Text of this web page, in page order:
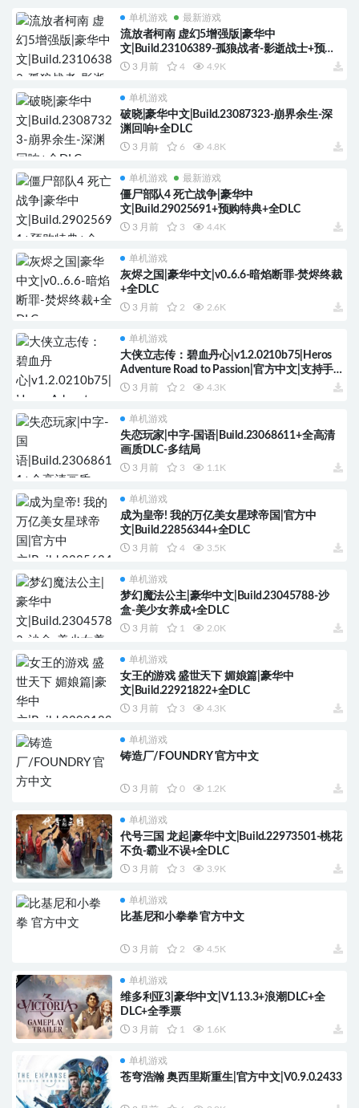
单机游戏 最新游戏
流放者柯南 虚幻5增强版|豪华中
文|Build.23106389-孤狼战者-影逝战士+预购
特典+全DLC
3 月前 4 4.9K
单机游戏
破晓|豪华中文|Build.23087323-崩界余生-深
渊回响+全DLC
3 月前 6 4.8K
单机游戏 最新游戏
僵尸部队4 死亡战争|豪华中
文|Build.29025691+预购特典+全DLC
3 月前 3 4.4K
单机游戏
灰烬之国|豪华中文|v0..6.6-暗焰断罪-焚烬终裁
+全DLC
3 月前 2 2.6K
单机游戏
大侠立志传：碧血丹心|v1.2.0210b75|Heros
Adventure Road to Passion|官方中文|支持手
柄3 月前 2 4.3K
单机游戏
失恋玩家|中字-国语|Build.23068611+全高清
画质DLC-多结局
3 月前 3 1.1K
单机游戏
成为皇帝! 我的万亿美女星球帝国|官方中
文|Build.22856344+全DLC
3 月前 4 3.5K
单机游戏
梦幻魔法公主|豪华中文|Build.23045788-沙
盒-美少女养成+全DLC
3 月前 1 2.0K
单机游戏
女王的游戏 盛世天下 媚娘篇|豪华中
文|Build.22921822+全DLC
3 月前 3 4.3K
单机游戏
铸造厂/FOUNDRY 官方中文
3 月前 0 1.2K
单机游戏
代号三国 龙起|豪华中文|Build.22973501-桃花
不负-霸业不误+全DLC
3 月前 3 3.9K
单机游戏
比基尼和小拳拳 官方中文
3 月前 2 4.5K
单机游戏
维多利亚3|豪华中文|V1.13.3+浪潮DLC+全
DLC+全季票
3 月前 1 1.6K
单机游戏
苍穹浩瀚 奥西里斯重生|官方中文|V0.9.0.2433